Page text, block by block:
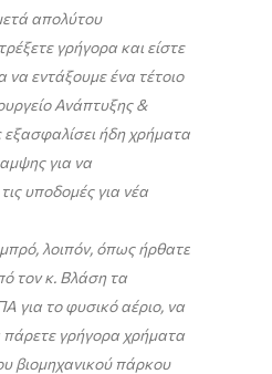
απολύτου
γρήγορα και είστε
να εντάξουμε ένα τέτοιο
Ανάπτυξης &
ήδη χρήματα
για να
υποδομές για νέα
λοιπόν, όπως ήρθατε
τον κ. Βλάση τα
για το φυσικό αέριο, να
πάρετε γρήγορα χρήματα
βιομηχανικού πάρκου